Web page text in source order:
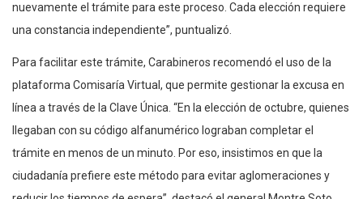
nuevamente el trámite para este proceso. Cada elección requiere
una constancia independiente”, puntualizó.
Para facilitar este trámite, Carabineros recomendó el uso de la
plataforma Comisaría Virtual, que permite gestionar la excusa en
línea a través de la Clave Única. “En la elección de octubre, quienes
llegaban con su código alfanumérico lograban completar el
trámite en menos de un minuto. Por eso, insistimos en que la
ciudadanía prefiere este método para evitar aglomeraciones y